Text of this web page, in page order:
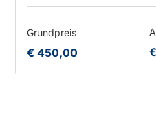
Grundpreis
€ 450,00